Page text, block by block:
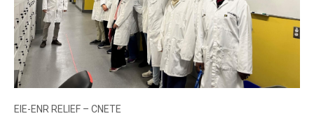
EIE-ENR RELIEF – CNETE